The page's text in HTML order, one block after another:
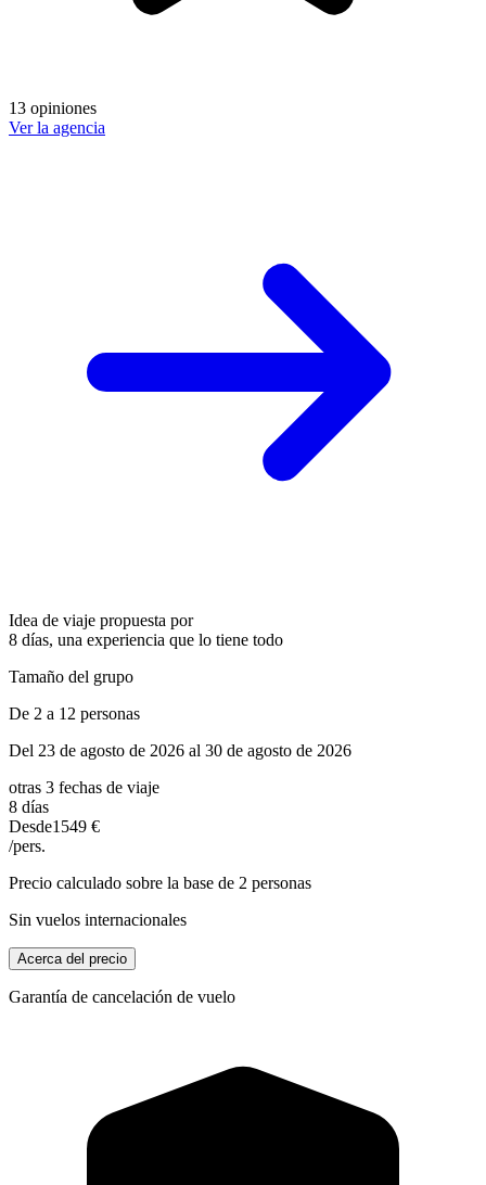
13 opiniones
Ver la agencia
Idea de viaje propuesta por
8 días, una experiencia que lo tiene todo
Tamaño del grupo
De 2 a 12 personas
Del 23 de agosto de 2026 al 30 de agosto de 2026
otras 3 fechas de viaje
8 días
Desde1549 €
/pers.
Precio calculado sobre la base de 2 personas
Sin vuelos internacionales
Acerca del precio
Garantía de cancelación de vuelo